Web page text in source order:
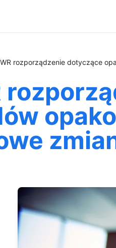
rozporządzenie dotyczące